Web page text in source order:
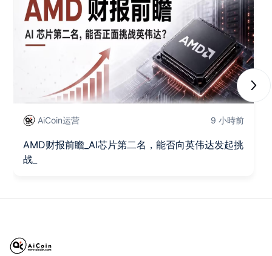
AiCoin运营 9 小時前
AMD财报前瞻_AI芯片第二名，能否向英伟达发起挑
战_